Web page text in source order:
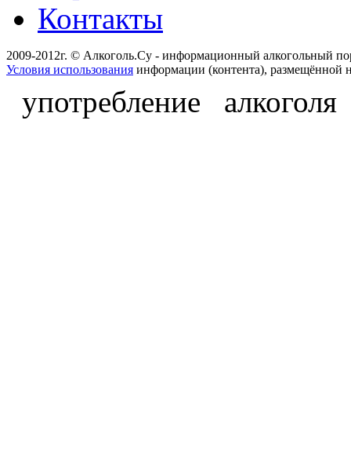
Контакты
2009-2012г. © Алкоголь.Су - информационный алкогольный
Условия использования информации (контента), размещённой
употребление